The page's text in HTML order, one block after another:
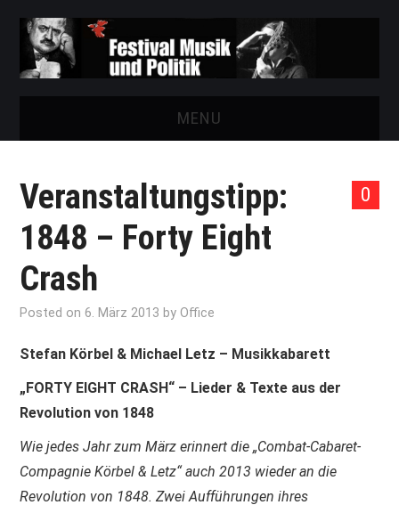
MENU
FESTIVAL
NEWS
AUSSTELLUNGEN
ARCHIV
IMPRESSUM
0
Veranstaltungstipp:
1848 – Forty Eight
Crash
Posted on6. März 2013 byOffice
Stefan Körbel & Michael Letz – Musikkabarett
„FORTY EIGHT CRASH“ – Lieder & Texte aus der
Revolution von 1848
Wie jedes Jahr zum März erinnert die „Combat-Cabaret-
Compagnie Körbel & Letz“ auch 2013 wieder an die
Revolution von 1848. Zwei Aufführungen ihres